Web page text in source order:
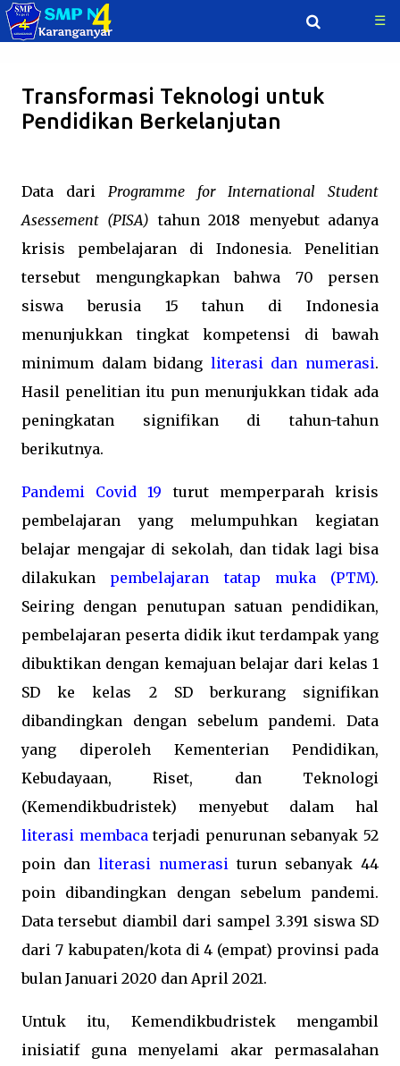
☰
Transformasi Teknologi untuk
Pendidikan Berkelanjutan
Data dari Programme for International Student
Asessement (PISA) tahun 2018 menyebut adanya
krisis pembelajaran di Indonesia. Penelitian
tersebut mengungkapkan bahwa 70 persen
siswa berusia 15 tahun di Indonesia
menunjukkan tingkat kompetensi di bawah
minimum dalam bidang literasi dan numerasi.
Hasil penelitian itu pun menunjukkan tidak ada
peningkatan signifikan di tahun-tahun
berikutnya.
Pandemi Covid 19 turut memperparah krisis
pembelajaran yang melumpuhkan kegiatan
belajar mengajar di sekolah, dan tidak lagi bisa
dilakukan pembelajaran tatap muka (PTM).
Seiring dengan penutupan satuan pendidikan,
pembelajaran peserta didik ikut terdampak yang
dibuktikan dengan kemajuan belajar dari kelas 1
SD ke kelas 2 SD berkurang signifikan
dibandingkan dengan sebelum pandemi. Data
yang diperoleh Kementerian Pendidikan,
Kebudayaan, Riset, dan Teknologi
(Kemendikbudristek) menyebut dalam hal
literasi membacaterjadi penurunan sebanyak 52
poin dan literasi numerasi turun sebanyak 44
poin dibandingkan dengan sebelum pandemi.
Data tersebut diambil dari sampel 3.391 siswa SD
dari 7 kabupaten/kota di 4 (empat) provinsi pada
bulan Januari 2020 dan April 2021.
Untuk itu, Kemendikbudristek mengambil
inisiatif guna menyelami akar permasalahan